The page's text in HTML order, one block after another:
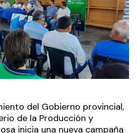
del Gobierno provincial,
de la Producción y
inicia una nueva campaña